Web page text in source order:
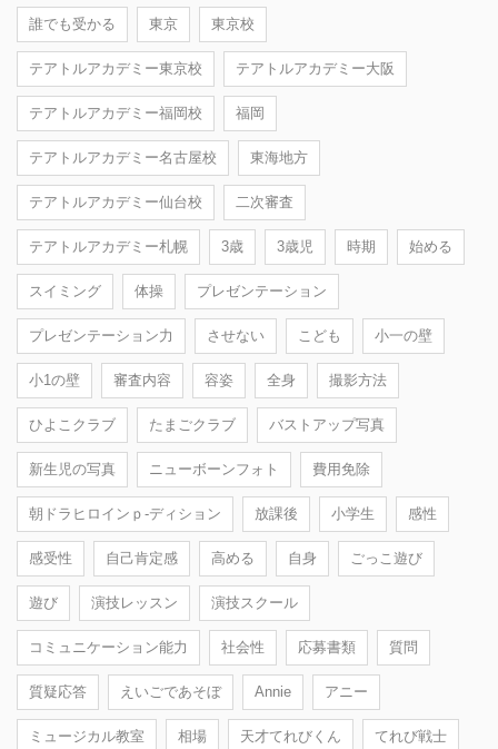
誰でも受かる 東京 東京校
テアトルアカデミー東京校 テアトルアカデミー大阪
テアトルアカデミー福岡校 福岡
テアトルアカデミー名古屋校 東海地方
テアトルアカデミー仙台校 二次審査
テアトルアカデミー札幌 3歳 3歳児 時期 始める
スイミング 体操 プレゼンテーション
プレゼンテーション力 させない こども 小一の壁
小1の壁 審査内容 容姿 全身 撮影方法
ひよこクラブ たまごクラブ バストアップ写真
新生児の写真 ニューボーンフォト 費用免除
朝ドラヒロインｐ-ディション 放課後 小学生 感性
感受性 自己肯定感 高める 自身 ごっこ遊び
遊び 演技レッスン 演技スクール
コミュニケーション能力 社会性 応募書類 質問
質疑応答 えいごであそぼ Annie アニー
ミュージカル教室 相場 天才てれびくん てれび戦士